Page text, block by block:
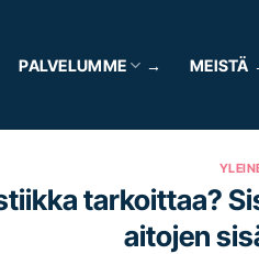
PALVELUMME MEISTÄ
tarkoittaa?
aitojen